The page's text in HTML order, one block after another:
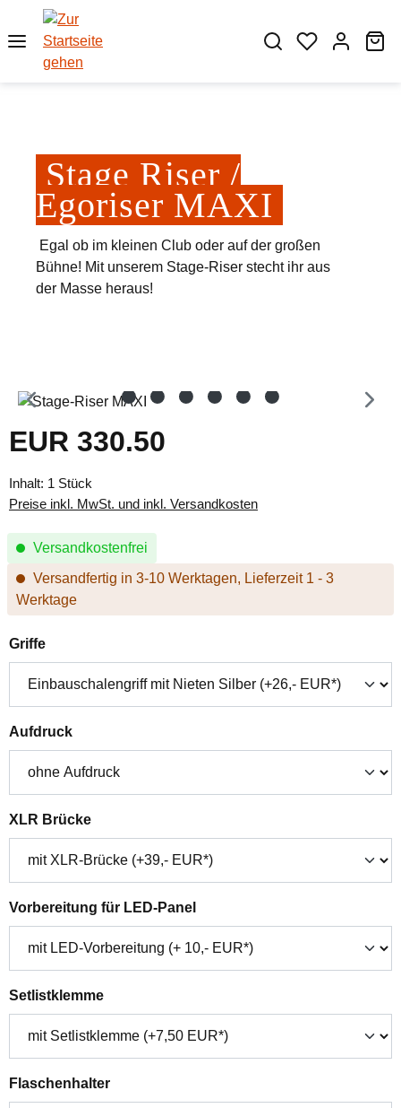
Zum Hauptinhalt springen
Stage Riser /
Egoriser MAXI
Egal ob im kleinen Club oder auf der großen
Bühne! Mit unserem Stage-Riser stecht ihr aus
der Masse heraus!
Bildergalerie überspringen
Regulärer Preis:
EUR 330.50
Inhalt: 1 Stück
Preise inkl. MwSt. und inkl. Versandkosten
Versandkostenfrei
Versandfertig in 3-10 Werktagen, Lieferzeit 1 - 3
Werktage
Griffeauswählen
Aufdruckauswählen
XLR Brückeauswählen
Vorbereitung für LED-Panelauswählen
Setlistklemmeauswählen
Flaschenhalterauswählen